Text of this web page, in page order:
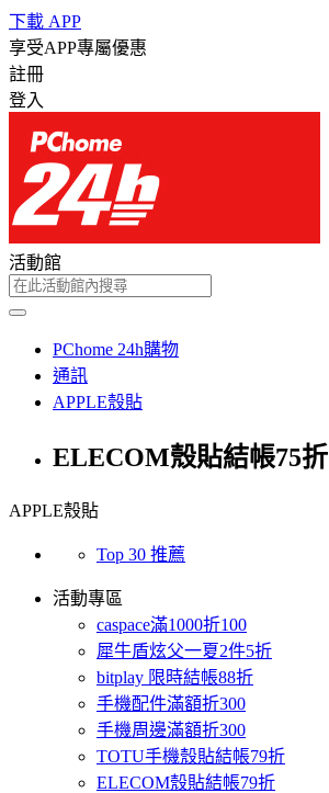
下載 APP
享受APP專屬優惠
註冊
登入
活動館
PChome 24h購物
通訊
APPLE殼貼
ELECOM殼貼結帳75折
APPLE殼貼
Top 30 推薦
活動專區
caspace滿1000折100
犀牛盾炫父一夏2件5折
bitplay 限時結帳88折
手機配件滿額折300
手機周邊滿額折300
TOTU手機殼貼結帳79折
ELECOM殼貼結帳79折